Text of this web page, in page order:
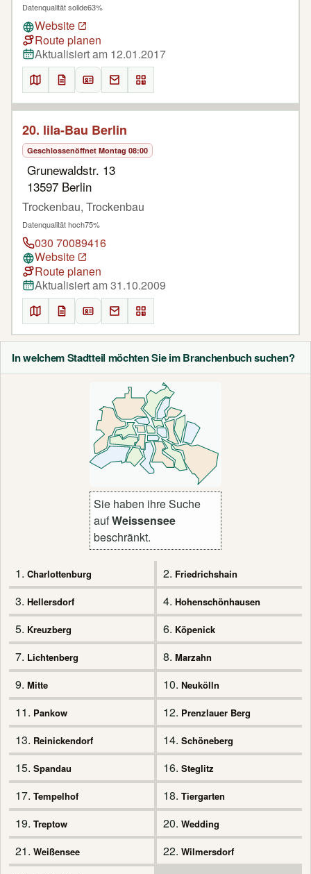
In welchem Stadtteil möchten Sie im Branchenbuch suchen?
Sie haben ihre Suche
aufWeissensee
beschränkt.
1. Charlottenburg 2. Friedrichshain
3. Hellersdorf 4. Hohenschönhausen
5. Kreuzberg 6. Köpenick
7. Lichtenberg 8. Marzahn
9. Mitte 10. Neukölln
11. Pankow 12. Prenzlauer Berg
13. Reinickendorf 14. Schöneberg
15. Spandau 16. Steglitz
17. Tempelhof 18. Tiergarten
19. Treptow 20. Wedding
21. Weißensee 22. Wilmersdorf
Datenqualität solide63%
Website
Route planen
Aktualisiert am 12.01.2017
20. lila-Bau Berlin
Geschlossenöffnet Montag 08:00
Grunewaldstr. 13
13597 Berlin
Trockenbau, Trockenbau
Datenqualität hoch75%
030 70089416
Website
Route planen
Aktualisiert am 31.10.2009